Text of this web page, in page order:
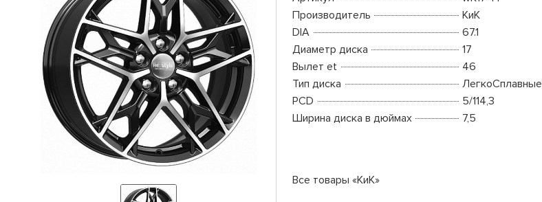
Производитель
КиК
DIA
67.1
Диаметр диска
17
Вылет et
46
Тип диска
ЛегкоСплавные
PCD
5/114,3
Ширина диска в дюймах
7,5
Все товары «КиК»